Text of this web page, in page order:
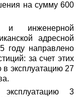
на сумму 600
и инженерной
адресной
году направлено
за счет этих
эксплуатацию 27
3